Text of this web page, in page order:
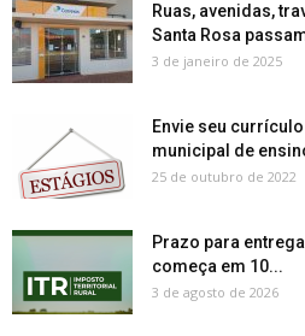
Ruas, avenidas,
Santa Rosa
3 de janeiro de 2025
Envie seu
municipal de
25 de outubro de 2022
Prazo para
começa em 10...
3 de agosto de 2026